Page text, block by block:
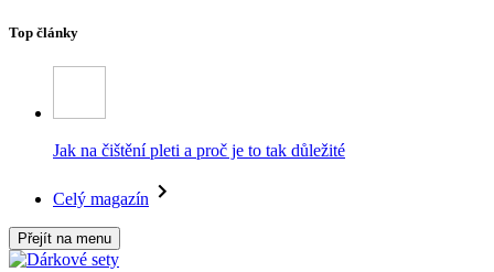
Top články
Jak na čištění pleti a proč je to tak důležité
Celý magazín
Přejít na menu